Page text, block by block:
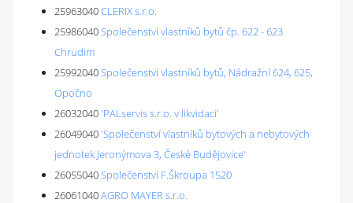
25963040CLERIX s.r.o.
25986040Společenství vlastníků bytů čp. 622 - 623
Chrudim
25992040Společenství vlastníků bytů, Nádražní 624, 625,
Opočno
26032040'PALservis s.r.o. v likvidaci'
26049040'Společenství vlastníků bytových a nebytových
jednotek Jeronýmova 3, České Budějovice'
26055040Společenství F.Škroupa 1520
26061040AGRO MAYER s.r.o.